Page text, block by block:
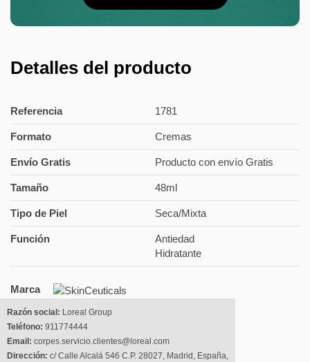
Detalles del producto
Referencia 1781
Formato Cremas
Envío Gratis Producto con envío Gratis
Tamaño 48ml
Tipo de Piel Seca/Mixta
Función
Antiedad
Hidratante
Marca
Razón social: Loreal Group
Teléfono: 911774444
Email: corpes.servicio.clientes@loreal.com
Dirección: c/ Calle Alcalá 546 C.P. 28027, Madrid, España,